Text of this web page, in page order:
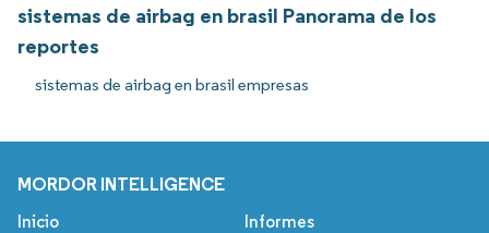
sistemas de airbag en brasil Panorama de los
reportes
sistemas de airbag en brasil empresas
MORDOR INTELLIGENCE
Inicio Informes